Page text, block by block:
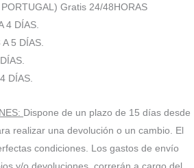
Gratis 24/48HORAS
4 DÍAS.
5 DÍAS.
DÍAS.
Dispone de un plazo de 15 días desde
realizar una devolución o un cambio. El
condiciones. Los gastos de envío